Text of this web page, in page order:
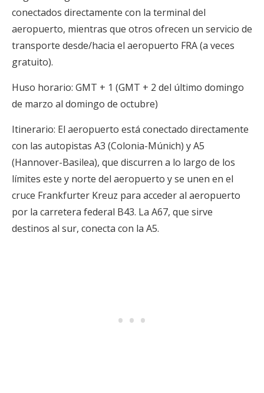
conectados directamente con la terminal del
aeropuerto, mientras que otros ofrecen un servicio de
transporte desde/hacia el aeropuerto FRA (a veces
gratuito).
Huso horario: GMT + 1 (GMT + 2 del último domingo
de marzo al domingo de octubre)
Itinerario: El aeropuerto está conectado directamente
con las autopistas A3 (Colonia-Múnich) y A5
(Hannover-Basilea), que discurren a lo largo de los
límites este y norte del aeropuerto y se unen en el
cruce Frankfurter Kreuz para acceder al aeropuerto
por la carretera federal B43. La A67, que sirve
destinos al sur, conecta con la A5.